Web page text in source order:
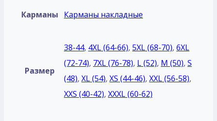
Карманы Карманы накладные
Размер
38-44, 4XL (64-66), 5XL (68-70), 6XL
(72-74), 7XL (76-78), L (52), M (50), S
(48), XL (54), XS (44-46), XXL (56-58),
XXS (40-42), XXXL (60-62)